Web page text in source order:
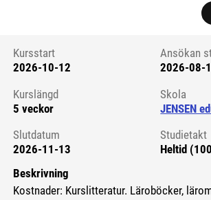
Kursstart 6082116
Kursstart
2026-10-12
Ansökan
2026-08-
Kurslängd
5 veckor
Skola
JENSEN
Slutdatum
2026-11-13
Studietakt
Heltid
Beskrivning
Kostnader: Kurslitteratur. Läroböcker,